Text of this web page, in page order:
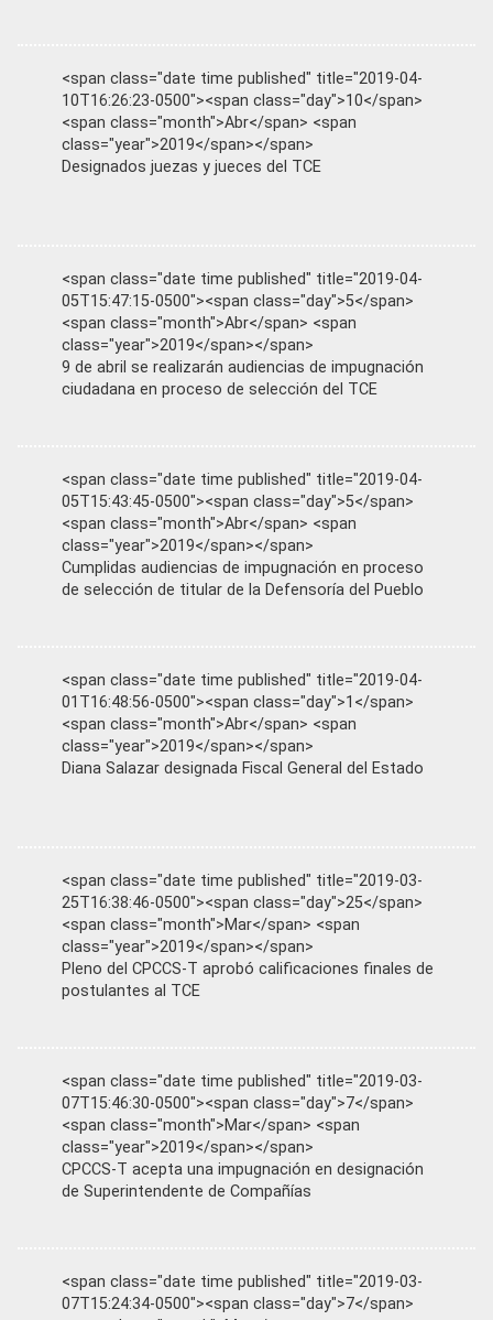
<span class="date time published" title="2019-04-
10T16:26:23-0500"><span class="day">10</span>
<span class="month">Abr</span> <span
class="year">2019</span></span>
Designados juezas y jueces del TCE
<span class="date time published" title="2019-04-
05T15:47:15-0500"><span class="day">5</span>
<span class="month">Abr</span> <span
class="year">2019</span></span>
9 de abril se realizarán audiencias de impugnación
ciudadana en proceso de selección del TCE
<span class="date time published" title="2019-04-
05T15:43:45-0500"><span class="day">5</span>
<span class="month">Abr</span> <span
class="year">2019</span></span>
Cumplidas audiencias de impugnación en proceso
de selección de titular de la Defensoría del Pueblo
<span class="date time published" title="2019-04-
01T16:48:56-0500"><span class="day">1</span>
<span class="month">Abr</span> <span
class="year">2019</span></span>
Diana Salazar designada Fiscal General del Estado
<span class="date time published" title="2019-03-
25T16:38:46-0500"><span class="day">25</span>
<span class="month">Mar</span> <span
class="year">2019</span></span>
Pleno del CPCCS-T aprobó calificaciones finales de
postulantes al TCE
<span class="date time published" title="2019-03-
07T15:46:30-0500"><span class="day">7</span>
<span class="month">Mar</span> <span
class="year">2019</span></span>
CPCCS-T acepta una impugnación en designación
de Superintendente de Compañías
<span class="date time published" title="2019-03-
07T15:24:34-0500"><span class="day">7</span>